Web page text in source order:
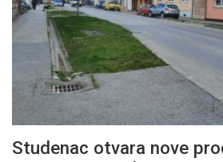
Studenac otvara nove